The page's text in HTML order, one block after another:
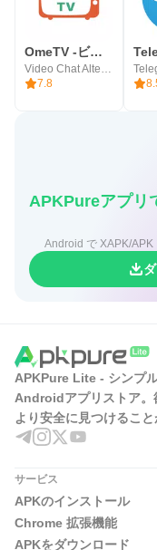
OmeTV -ビデオチャットオルタナティブ
7.8
APKPureアプリ
Android で XAPK/APK
APKPure Lite - シンプ
Androidアプリストア。
より安全に見つけること
サービス
APKのインストール
Chrome 拡張機能
APKをダウンロード